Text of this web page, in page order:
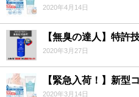
2020年4月14日
【無臭の達人】特許
2020年3月27日
2020年3月14日